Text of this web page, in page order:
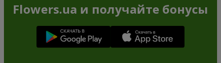
Flowers.ua и получайте бонусы